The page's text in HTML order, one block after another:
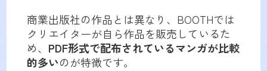
商業出版社の作品とは異なり、BOOTHでは
クリエイターが自ら作品を販売しているた
め、 PDF形式で配布されているマンガが比較
的多いのが特徴です。